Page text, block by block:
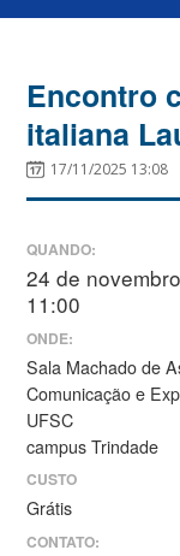
Encontro
italiana
17/11/2025 13:08
QUANDO:
24 de
11:00
ONDE:
Sala Machado de
Comunicação e
UFSC
campus Trindade
CUSTO
Grátis
CONTATO: